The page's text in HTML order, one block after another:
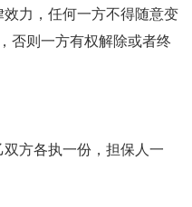
力，任何一方不得随意变
否则一方有权解除或者终
方各执一份，担保人一